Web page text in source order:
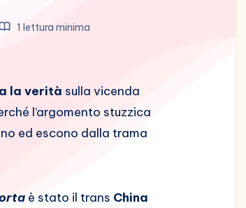
1 lettura minima
la verità sulla vicenda
l’argomento stuzzica
ed escono dalla trama
è stato il trans China